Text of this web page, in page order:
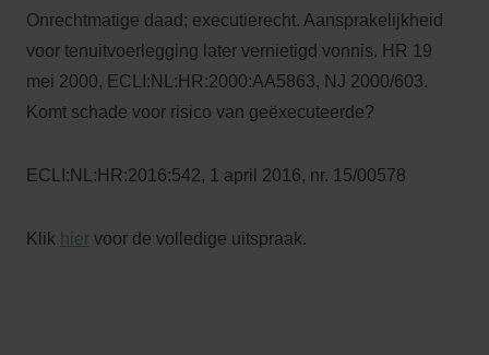
Onrechtmatige daad; executierecht. Aansprakelijkheid
voor tenuitvoerlegging later vernietigd vonnis. HR 19
mei 2000, ECLI:NL:HR:2000:AA5863, NJ 2000/603.
Komt schade voor risico van geëxecuteerde?
ECLI:NL:HR:2016:542, 1 april 2016, nr. 15/00578
Klik hier voor de volledige uitspraak.